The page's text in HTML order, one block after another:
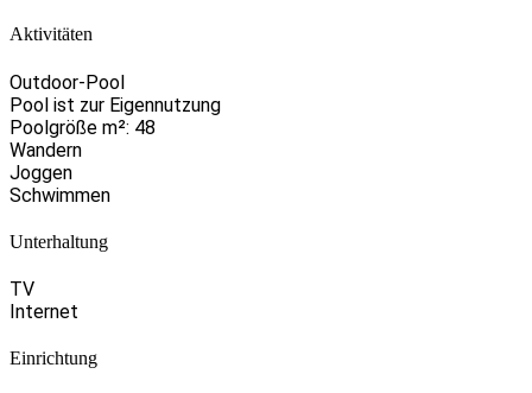
Aktivitäten
Outdoor-Pool
Pool ist zur Eigennutzung
Poolgröße m²: 48
Wandern
Joggen
Schwimmen
Unterhaltung
TV
Internet
Einrichtung